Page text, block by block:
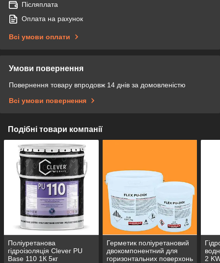
Післяплата
Оплата на рахунок
Всі умови оплати
Умови повернення
Повернення товару впродовж 14 днів за домовленістю
Всі умови повернення
Подібні товари компанії
Поліуретанова
гідроізоляція Clever PU
Base 110 1К 5кг
Герметик поліуретановий
двокомпонентний для
горизонтальних поверхонь
2